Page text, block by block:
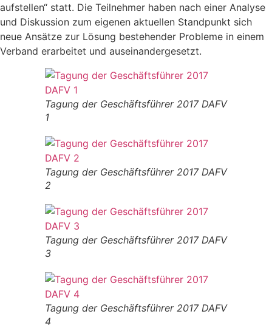
aufstellen“ statt. Die Teilnehmer haben nach einer Analyse
und Diskussion zum eigenen aktuellen Standpunkt sich
neue Ansätze zur Lösung bestehender Probleme in einem
Verband erarbeitet und auseinandergesetzt.
Tagung der Geschäftsführer 2017 DAFV
1
Tagung der Geschäftsführer 2017 DAFV
2
Tagung der Geschäftsführer 2017 DAFV
3
Tagung der Geschäftsführer 2017 DAFV
4